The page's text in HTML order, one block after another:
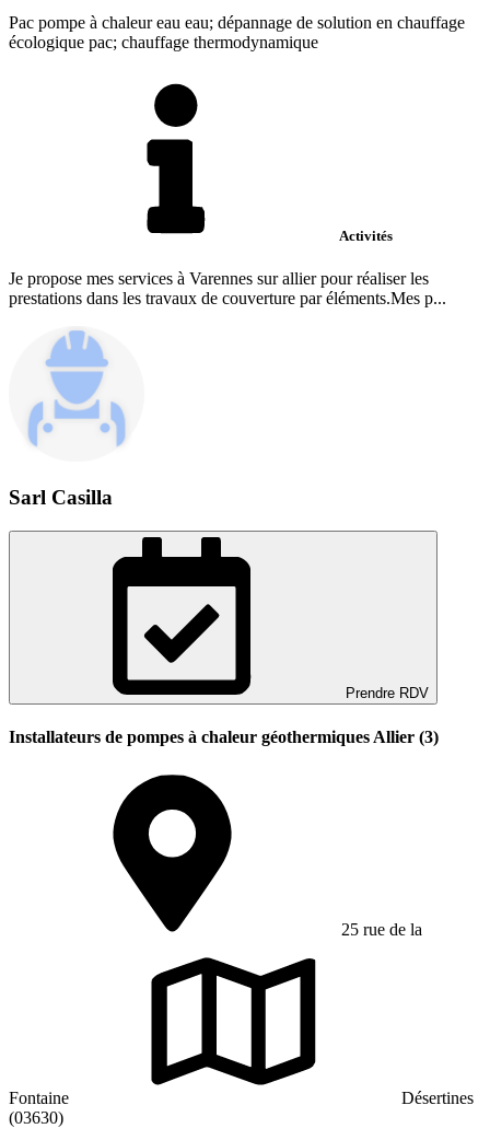
Pac pompe à chaleur eau eau; dépannage de solution en chauffage
écologique pac; chauffage thermodynamique
Activités
Je propose mes services à Varennes sur allier pour réaliser les
prestations dans les travaux de couverture par éléments.Mes p...
Sarl Casilla
Prendre RDV
Installateurs de pompes à chaleur géothermiques Allier (3)
25 rue de la
Fontaine
Désertines
(03630)